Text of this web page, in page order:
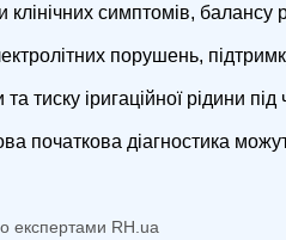
симптомів, балансу
порушень,
тиску іригаційної рідини під
початкова діагностика
експертами RH.ua